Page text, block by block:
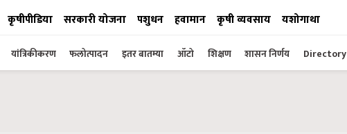
कृषीपीडिया सरकारी योजना पशुधन हवामान कृषी व्यवसाय यशोगाथा
यांत्रिकीकरण फलोत्पादन इतर बातम्या ऑटो शिक्षण शासन निर्णय Directory